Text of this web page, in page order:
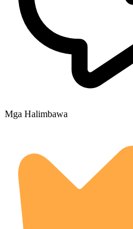
Mga Halimbawa